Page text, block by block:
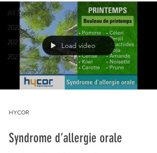
All Posts
2022
2021
2021
Load video
HYCOR
Syndrome d’allergie orale